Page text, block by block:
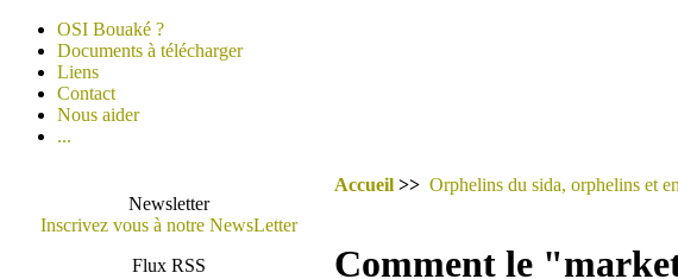
OSI Bouaké ?
Documents à télécharger
Liens
Contact
Nous aider
...
Newsletter
Inscrivez vous à notre NewsLetter
Flux RSS
Accueil >> Orphelins du sida, orphelins et
Comment le